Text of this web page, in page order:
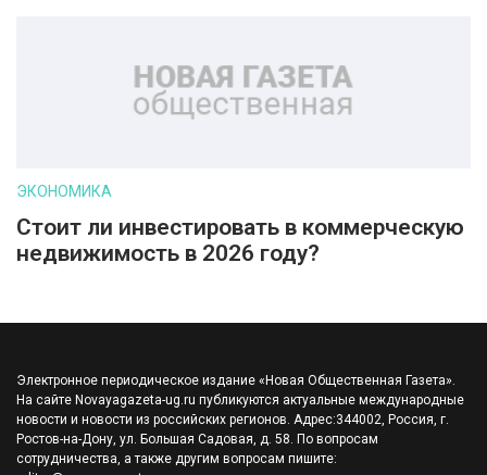
ЭКОНОМИКА
Стоит ли инвестировать в коммерческую
недвижимость в 2026 году?
Электронное периодическое издание «Новая Общественная Газета».
На сайте Novayagazeta-ug.ru публикуются актуальные международные
новости и новости из российских регионов. Адрес:344002, Россия, г.
Ростов-на-Дону, ул. Большая Садовая, д. 58. По вопросам
сотрудничества, а также другим вопросам пишите: